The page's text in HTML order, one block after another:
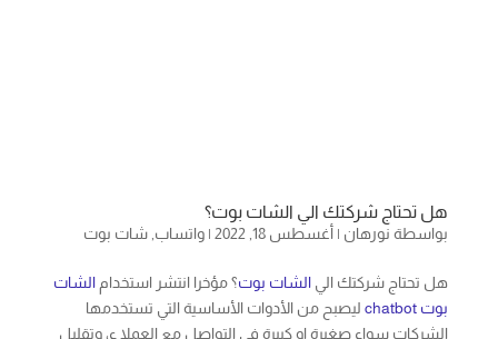
بواسطة نورهان|أغسطس 18, 2022 |واتساب
بوت
chatbotليصبح من الأدوات الأساسية التي تستخدمها
الشركات سواء صغيرة او كبيرة في التواصل مع العملا ء، وتقليل
تكاليف الدعم الفني وزيادةالمبيعات، وذلك لانه يعمل علي